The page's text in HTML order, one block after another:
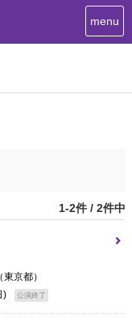
T
o
t
menu
1-2件 / 2件中
（東京都）
)
公演終了